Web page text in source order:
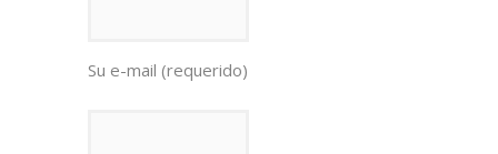
Su e-mail (requerido)